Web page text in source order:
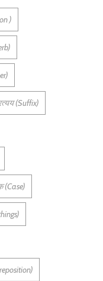
)
(Suffix)
(Case)